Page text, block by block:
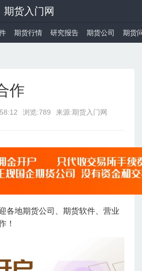
期货入门网
期货行情 研究报告 期货公司 期货
作
浏览:789 来源:期货入门网
各地期货公司、期货软件、营业
！